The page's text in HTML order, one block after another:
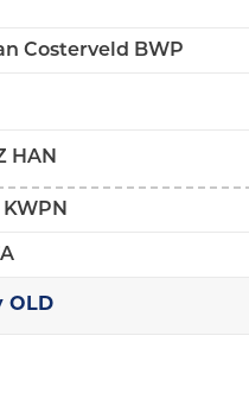
Costerveld BWP
HAN
OLD